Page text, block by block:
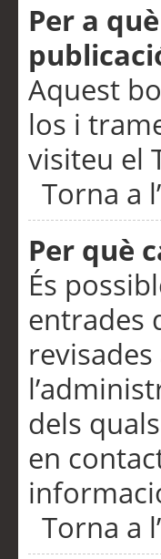
Per a
Aquest
los i
visiteu el
Torna a
Per què
És
entrades
dels
en
Torna a